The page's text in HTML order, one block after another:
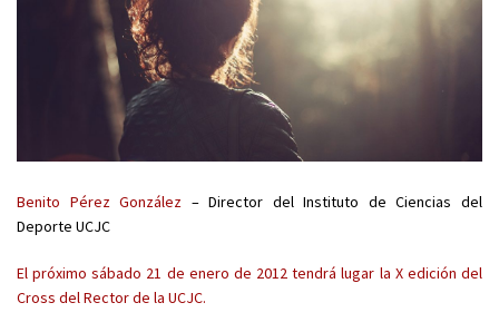
Benito Pérez González – Director del Instituto de Ciencias del
Deporte UCJC
El próximo sábado 21 de enero de 2012 tendrá lugar la X edición del
Cross del Rector de la UCJC.